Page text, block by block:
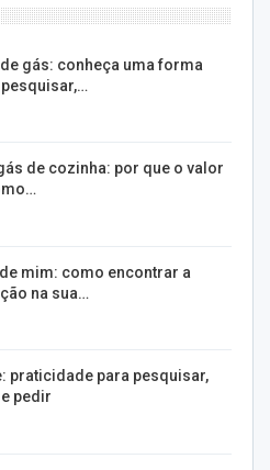
gás: conheça uma forma
de cozinha: por que o valor
mim: como encontrar a
na sua…
praticidade para pesquisar,
pedir